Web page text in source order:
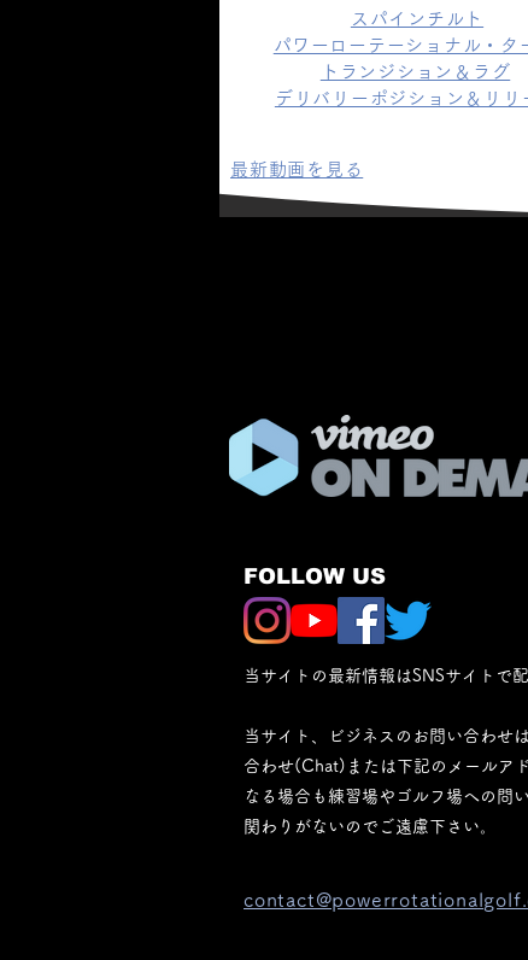
スパインチルト
パワーローテーショナル・タ
トランジション＆ラグ
デリバリーポジション＆リリ
最新動画を見る
FOLLOW US
当サイトの最新情報はSNSサイトで
当サイト、ビジネスのお問い合わせ
合わせ(Chat)または下記のメールア
なる場合も練習場やゴルフ場への問
関わりがないのでご遠慮下さい。